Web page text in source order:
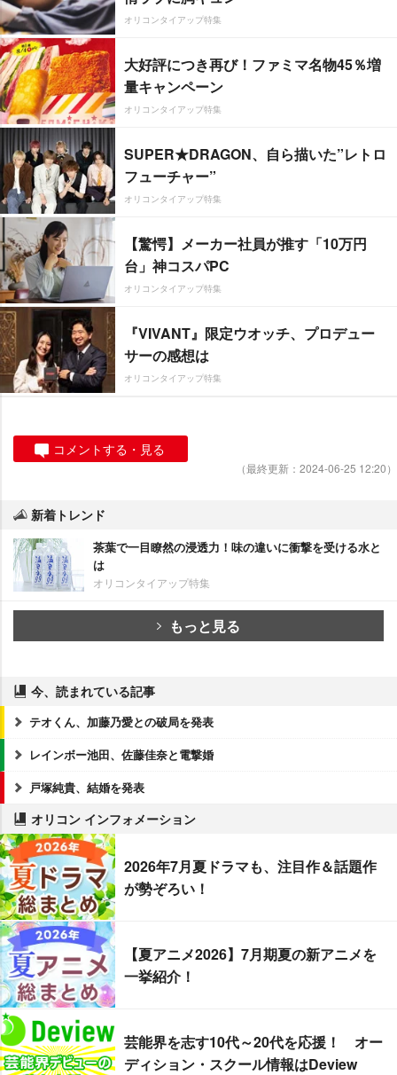
オリコンタイアップ特集
大好評につき再び！ファミマ名物45％増
量キャンペーン
オリコンタイアップ特集
SUPER★DRAGON、自ら描いた”レトロ
フューチャー”
オリコンタイアップ特集
【驚愕】メーカー社員が推す「10万円
台」神コスパPC
オリコンタイアップ特集
『VIVANT』限定ウオッチ、プロデュー
サーの感想は
オリコンタイアップ特集
コメントする・見る
（最終更新：2024-06-25 12:20）
新着トレンド
茶葉で一目瞭然の浸透力！味の違いに衝撃を受ける水と
は
オリコンタイアップ特集
もっと見る
今、読まれている記事
テオくん、加藤乃愛との破局を発表
レインボー池田、佐藤佳奈と電撃婚
戸塚純貴、結婚を発表
オリコン インフォメーション
2026年7月夏ドラマも、注目作＆話題作
が勢ぞろい！
【夏アニメ2026】7月期夏の新アニメを
一挙紹介！
芸能界を志す10代～20代を応援！ オー
ディション・スクール情報はDeview